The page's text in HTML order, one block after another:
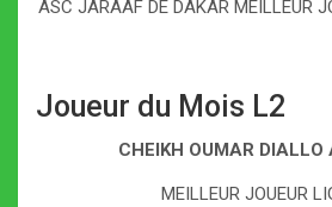
ASC JARAAF DE DAKAR MEILLEUR
Joueur du Mois L2
CHEIKH OUMAR DIALLO
MEILLEUR JOUEUR